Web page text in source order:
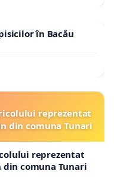
în Bacău
reprezentat
din comuna Tunari
reprezentat
comuna Tunari